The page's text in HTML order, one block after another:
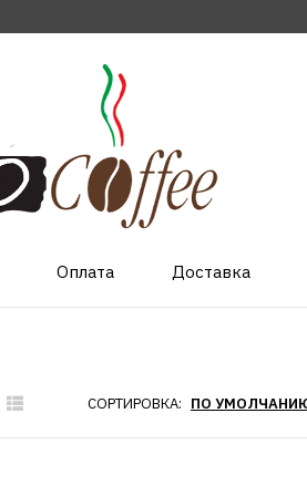
Оплата Доставка
СОРТИРОВКА: